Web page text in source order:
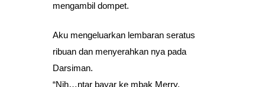
mengambil dompet.
Aku mengeluarkan lembaran seratus
ribuan dan menyerahkan nya pada
Darsiman.
“Nih…ntar bayar ke mbak Merry,